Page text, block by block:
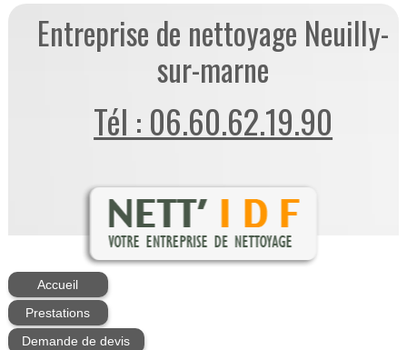
Entreprise de nettoyage Neuilly-
sur-marne
Tél : 06.60.62.19.90
Accueil
Prestations
Demande de devis